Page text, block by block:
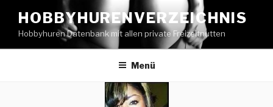
Inhalt
springen
HOBBYHURENVERZEICHNIS
Hobbyhuren Datenbank mit allen private Freizeitnutten
Menü